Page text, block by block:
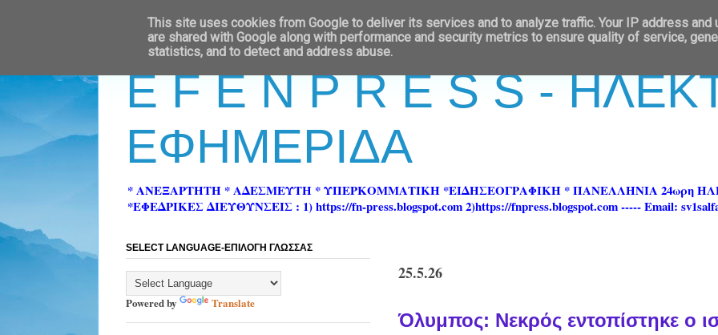
E F E N P R E S S -
ΕΦΗΜΕΡΙΔΑ
* ΑΝΕΞΑΡΤΗΤΗ * ΑΔΕΣΜΕΥΤΗ * ΥΠΕΡΚΟΜΜΑΤΙΚΗ *ΕΙΔΗΣΕΟΓΡΑΦΙΚΗ * ΠΑΝΕΛΛΗΝΙΑ 24ωρη
*ΕΦΕΔΡΙΚΕΣ ΔΙΕΥΘΥΝΣΕΙΣ : 1) https://fn-press.blogspot.com 2)https://fnpress.blogspot.com ----- Email:
25.5.26
Όλυμπος: Νεκρός εντοπίστηκε ο
SELECT LANGUAGE-ΕΠΙΛΟΓΗ ΓΛΩΣΣΑΣ
Powered by Translate
This site uses cookies from Google to deliver its services and to analyze traffic. Your IP address and
are shared with Google along with performance and security metrics to ensure quality of service,
statistics, and to detect and address abuse.